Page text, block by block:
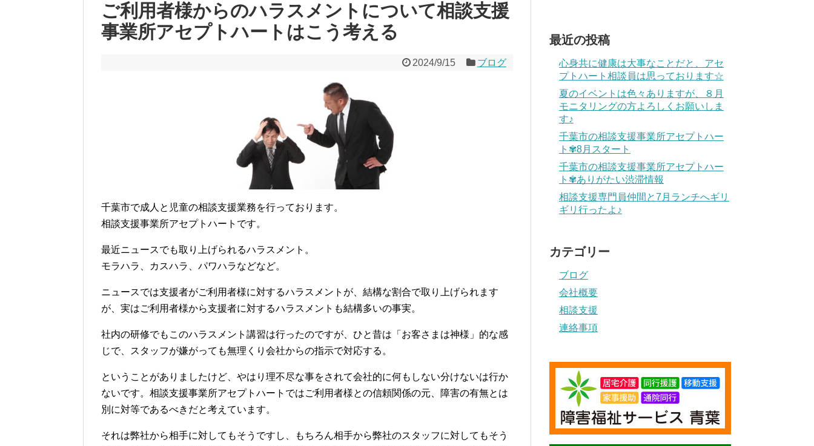
ご利用者様からのハラスメントについて相談支援
事業所アセプトハートはこう考える
2024/9/15 ブログ
千葉市で成人と児童の相談支援業務を行っております。
相談支援事業所アセプトハートです。
最近ニュースでも取り上げられるハラスメント。
モラハラ、カスハラ、パワハラなどなど。
ニュースでは支援者がご利用者様に対するハラスメントが、結構な割合で取り上げられます
が、実はご利用者様から支援者に対するハラスメントも結構多いの事実。
社内の研修でもこのハラスメント講習は行ったのですが、ひと昔は「お客さまは神様」的な感
じで、スタッフが嫌がっても無理くり会社からの指示で対応する。
ということがありましたけど、やはり理不尽な事をされて会社的に何もしない分けないは行か
ないです。相談支援事業所アセプトハートではご利用者様との信頼関係の元、障害の有無とは
別に対等であるべきだと考えています。
それは弊社から相手に対してもそうですし、もちろん相手から弊社のスタッフに対してもそう
最近の投稿
心身共に健康は大事なことだと、アセ
プトハート相談員は思っております☆
夏のイベントは色々ありますが、８月
モニタリングの方よろしくお願いしま
す♪
千葉市の相談支援事業所アセプトハー
ト✾8月スタート
千葉市の相談支援事業所アセプトハー
ト✾ありがたい渋滞情報
相談支援専門員仲間と7月ランチへギリ
ギリ行ったよ♪
カテゴリー
ブログ
会社概要
相談支援
連絡事項